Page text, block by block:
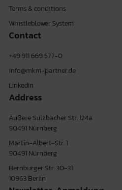
Terms & conditions
Whistleblower System
Contact
+49 911 669 577-0
info@mkm-partner.de
LinkedIn
Address
Äußere Sulzbacher Str. 124a
90491 Nürnberg
Martin-Albert-Str. 1
90491 Nürnberg
Bernburger Str. 30-31
10963 Berlin